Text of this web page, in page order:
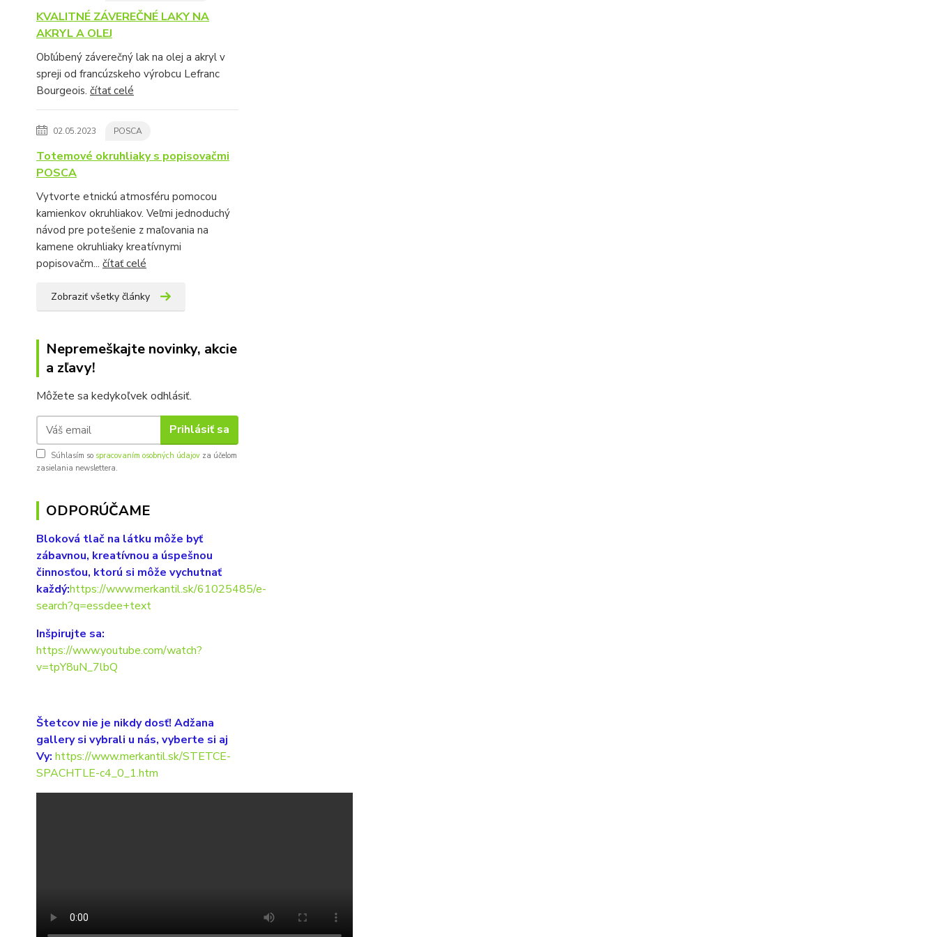
KVALITNÉ ZÁVEREČNÉ LAKY NA
AKRYL A OLEJ
Obľúbený záverečný lak na olej a akryl v
spreji od francúzskeho výrobcu Lefranc
Bourgeois. čítať celé
02.05.2023 POSCA
Totemové okruhliaky s popisovačmi
POSCA
Vytvorte etnickú atmosféru pomocou
kamienkov okruhliakov. Veľmi jednoduchý
návod pre potešenie z maľovania na
kamene okruhliaky kreatívnymi
popisovačm... čítať celé
Zobraziť všetky články
Nepremeškajte novinky, akcie
a zľavy!
Môžete sa kedykoľvek odhlásiť.
Prihlásiť sa
Súhlasím so spracovaním osobných údajov za účelom
zasielania newslettera.
ODPORÚČAME
Bloková tlač na látku môže byť
zábavnou, kreatívnou a úspešnou
činnosťou, ktorú si môže vychutnať
každý:https://www.merkantil.sk/61025485/e-
search?q=essdee+text
Inšpirujte sa:
https://www.youtube.com/watch?
v=tpY8uN_7lbQ
Štetcov nie je nikdy dosť! Adžana
gallery si vybrali u nás, vyberte si aj
Vy: https://www.merkantil.sk/STETCE-
SPACHTLE-c4_0_1.htm